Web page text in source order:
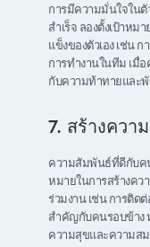
การมีความมั่นใจในตั
สำเร็จ ลองตั้งเป้าห
แข็งของตัวเอง เช่น
การทำงานในทีม เมื่
กับความท้าทายและ
7. สร้างคว
ความสัมพันธ์ที่ดีกับค
หมายในการสร้างค
ร่วมงาน เช่น การติด
สำคัญกับคนรอบข้าง
ความสุขและความส